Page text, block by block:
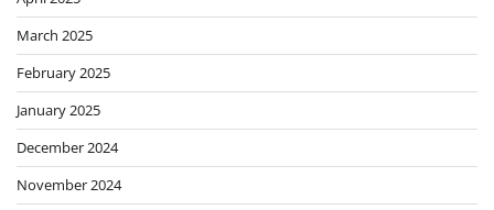
March 2025
February 2025
January 2025
December 2024
November 2024